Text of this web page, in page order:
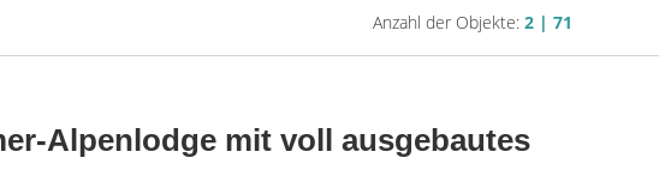
Anzahl der Objekte: 2 | 71
Alpenlodge mit voll ausgebautes